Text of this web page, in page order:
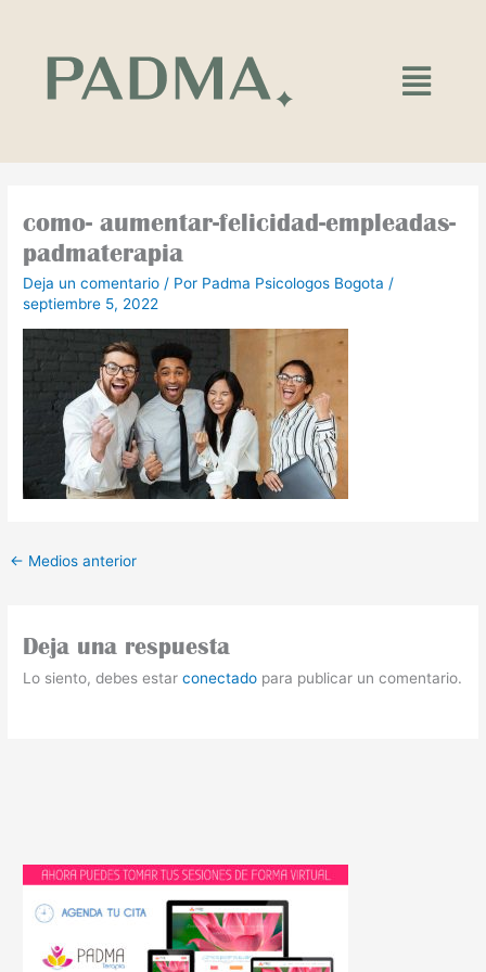
contenido
Main
Menu
como- aumentar-felicidad-empleadas-
padmaterapia
Deja un comentario / Por Padma Psicologos Bogota /
septiembre 5, 2022
← Medios anterior
Deja una respuesta
Lo siento, debes estarconectado para publicar un comentario.